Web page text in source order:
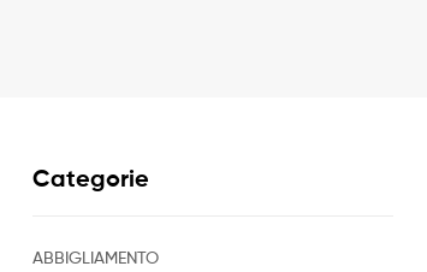
Categorie
ABBIGLIAMENTO